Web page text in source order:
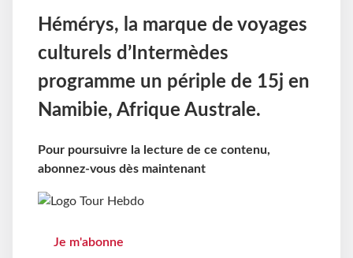
Hémérys, la marque de voyages
culturels d’Intermèdes
programme un périple de 15j en
Namibie, Afrique Australe.
Pour poursuivre la lecture de ce contenu,
abonnez-vous dès maintenant
Je m'abonne